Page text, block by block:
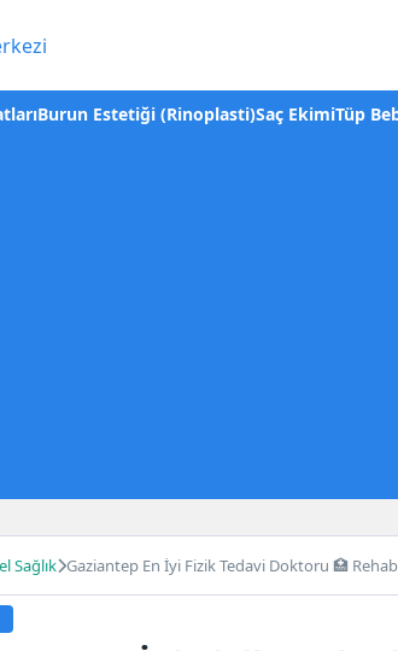
Burun Estetiği (Rinoplasti)Saç EkimiTüp
Sağlık Gaziantep En İyi Fizik Tedavi Doktoru 🏥